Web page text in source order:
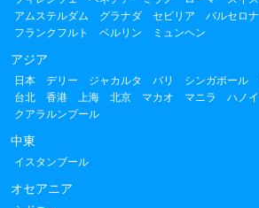
アムステルダム
グラナダ セビリア バルセロナ
フランクフルト
ベルリン ミュンヘン
アジア
日本 デリー ジャカルタ バリ シンガポール
台北
香港 上海 北京 マカオ マニラ ハノイ
クアラルンプール
中東
イスタンブール
オセアニア